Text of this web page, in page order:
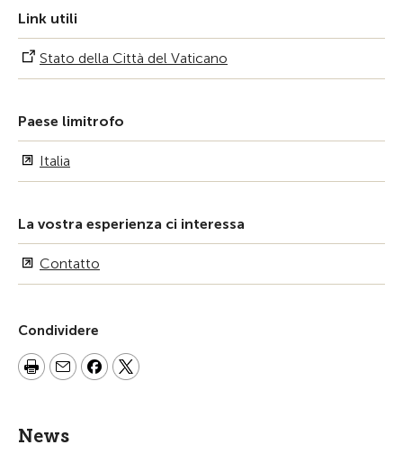
Link utili
Stato della Città del Vaticano
Paese limitrofo
Italia
La vostra esperienza ci interessa
Contatto
Condividere
News